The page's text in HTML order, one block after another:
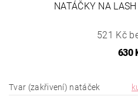
NATÁČKY NA
521 Kč
630
Tvar (zakřivení) natáček